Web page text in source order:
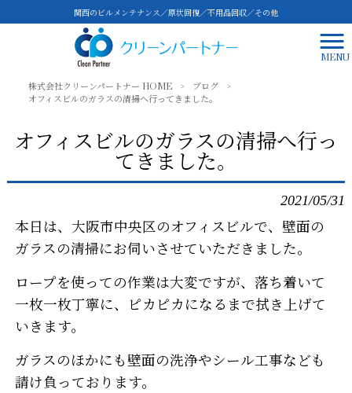
関西のビルメンテナンス／原状回復／不用品回収／その他
MENU
株式会社クリーンパートナー HOME > ブログ
>
オフィスビルのガラスの清掃へ行ってきました。
オフィスビルのガラスの清掃へ行っ
てきました。
2021/05/31
本日は、大阪市中央区のオフィスビルで、壁面の
ガラスの清掃にお伺いさせていただきました。
ロープを使っての作業は大変ですが、落ち着いて
一枚一枚丁寧に、ピカピカになるまで拭き上げて
いきます。
ガラスのほかにも壁面の洗浄やシール工事なども
請け負っております。